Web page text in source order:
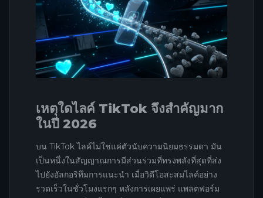
เหตุใดไลค์ TikTok จึงสำคัญมาก
ในปี 2026
บน TikTok ไลค์ไม่ใช่แค่ตัวนับความนิยมธรรมดา มัน
เป็นหนึ่งในสัญญาณการมีส่วนร่วมที่ทรงพลังที่สุดที่ส่ง
ไปยังอัลกอริทึมการแนะนำ เมื่อวิดีโอสะสมไลค์อย่าง
รวดเร็วในชั่วโมงแรกๆ หลังการเผยแพร่ แพลตฟอร์ม